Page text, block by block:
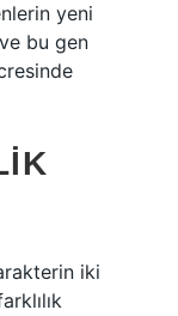
yeni
bu gen
iki